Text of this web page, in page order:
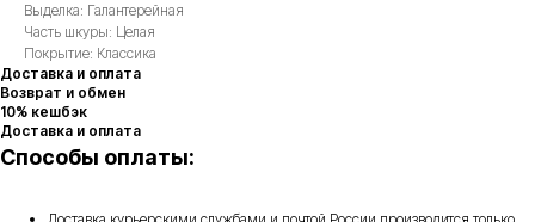
Выделка: Галантерейная
Часть шкуры: Целая
Покрытие: Классика
Доставка и оплата
Возврат и обмен
10% кешбэк
Доставка и оплата
Способы оплаты: